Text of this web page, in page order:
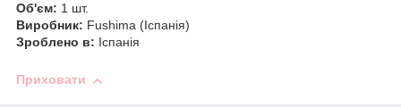
Об'єм: 1 шт.
Виробник: Fushima (Іспанія)
Зроблено в: Іспанія
Приховати